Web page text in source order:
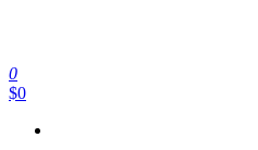
0
$0